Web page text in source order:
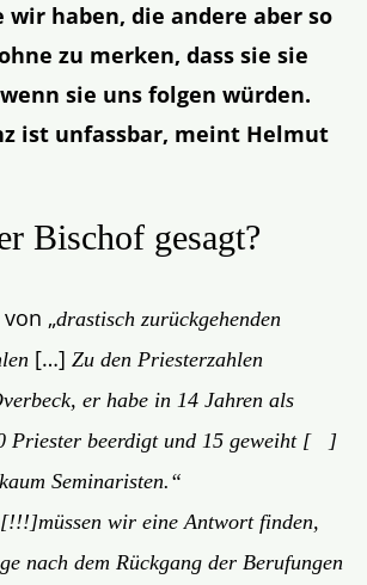
wir haben, die andere aber so
zu merken, dass sie sie
sie uns folgen würden.
ist unfassbar, meint Helmut
Bischof gesagt?
„drastisch zurückgehenden
[…] Zu den Priesterzahlen
er habe in 14 Jahren als
Priester beerdigt und 15 geweiht [ ]
Seminaristen.“
wir eine Antwort finden,
nach dem Rückgang der Berufungen